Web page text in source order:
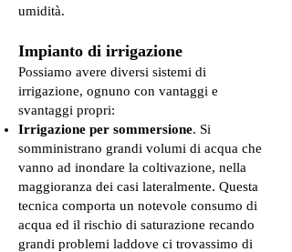
umidità.
Impianto di irrigazione
Possiamo avere diversi sistemi di
irrigazione, ognuno con vantaggi e
svantaggi propri:
Irrigazione per sommersione. Si
somministrano grandi volumi di acqua che
vanno ad inondare la coltivazione, nella
maggioranza dei casi lateralmente. Questa
tecnica comporta un notevole consumo di
acqua ed il rischio di saturazione recando
grandi problemi laddove ci trovassimo di